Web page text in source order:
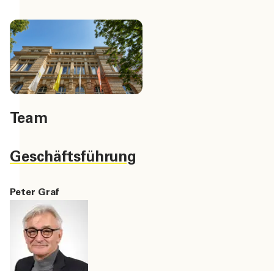
Team
Geschäftsführung
Peter Graf